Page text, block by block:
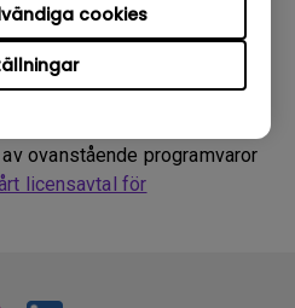
cookies
ovanstående programvaror
licensavtal för